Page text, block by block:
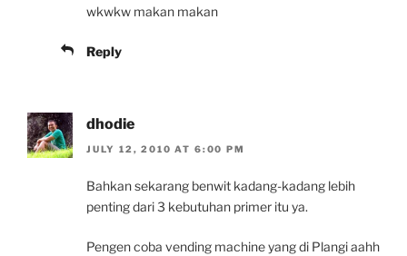
wkwkw makan makan
Reply
dhodie
JULY 12, 2010 AT 6:00 PM
Bahkan sekarang benwit kadang-kadang lebih
penting dari 3 kebutuhan primer itu ya.
Pengen coba vending machine yang di Plangi aahh